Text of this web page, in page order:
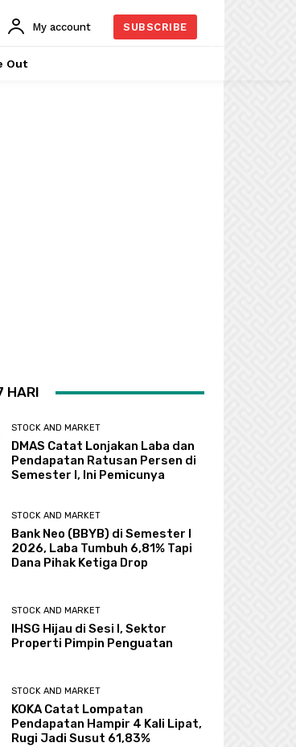
My account SUBSCRIBE
Out
HARI
STOCK AND MARKET
DMAS Catat Lonjakan Laba dan
Pendapatan Ratusan Persen di
Semester I, Ini Pemicunya
STOCK AND MARKET
Bank Neo (BBYB) di Semester I
2026, Laba Tumbuh 6,81% Tapi
Dana Pihak Ketiga Drop
STOCK AND MARKET
IHSG Hijau di Sesi I, Sektor
Properti Pimpin Penguatan
STOCK AND MARKET
KOKA Catat Lompatan
Pendapatan Hampir 4 Kali Lipat,
Rugi Jadi Susut 61,83%